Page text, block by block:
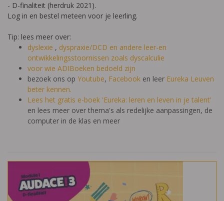
- D-finaliteit (herdruk 2021).
Log in en bestel meteen voor je leerling.
Tip: lees meer over:
dyslexie , dyspraxie/DCD en andere leer-en
ontwikkelingsstoornissen zoals dyscalculie
voor wie ADIBoeken bedoeld zijn
bezoek ons op Youtube, Facebook en leer Eureka Leuven
beter kennen.
Lees het gratis e-boek 'Eureka: leren en leven in je talent'
en lees meer over thema's als redelijke aanpassingen, de
computer in de klas en meer